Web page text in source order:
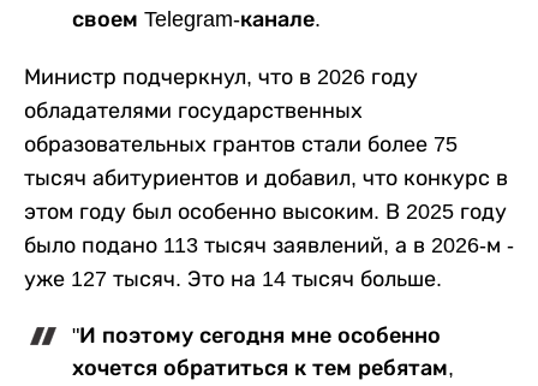
своем Telegram-канале.
Министр подчеркнул, что в 2026 году
обладателями государственных
образовательных грантов стали более 75
тысяч абитуриентов и добавил, что конкурс в
этом году был особенно высоким. В 2025 году
было подано 113 тысяч заявлений, а в 2026-м -
уже 127 тысяч. Это на 14 тысяч больше.
"И поэтому сегодня мне особенно
хочется обратиться к тем ребятам,